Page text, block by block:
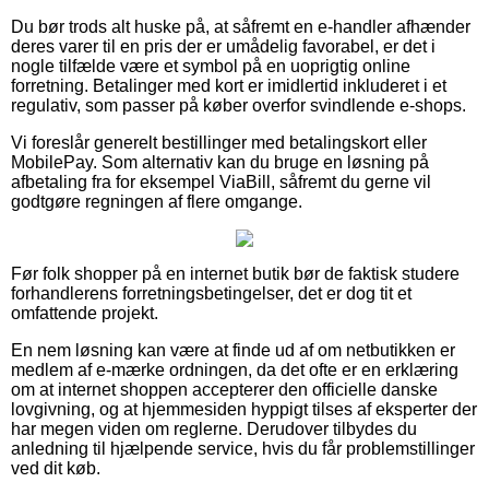
Du bør trods alt huske på, at såfremt en e-handler afhænder
deres varer til en pris der er umådelig favorabel, er det i
nogle tilfælde være et symbol på en uoprigtig online
forretning. Betalinger med kort er imidlertid inkluderet i et
regulativ, som passer på køber overfor svindlende e-shops.
Vi foreslår generelt bestillinger med betalingskort eller
MobilePay. Som alternativ kan du bruge en løsning på
afbetaling fra for eksempel ViaBill, såfremt du gerne vil
godtgøre regningen af flere omgange.
Før folk shopper på en internet butik bør de faktisk studere
forhandlerens forretningsbetingelser, det er dog tit et
omfattende projekt.
En nem løsning kan være at finde ud af om netbutikken er
medlem af e-mærke ordningen, da det ofte er en erklæring
om at internet shoppen accepterer den officielle danske
lovgivning, og at hjemmesiden hyppigt tilses af eksperter der
har megen viden om reglerne. Derudover tilbydes du
anledning til hjælpende service, hvis du får problemstillinger
ved dit køb.